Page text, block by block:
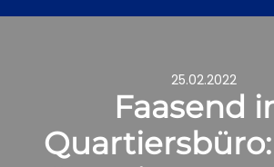
25.02.2022
Faasend